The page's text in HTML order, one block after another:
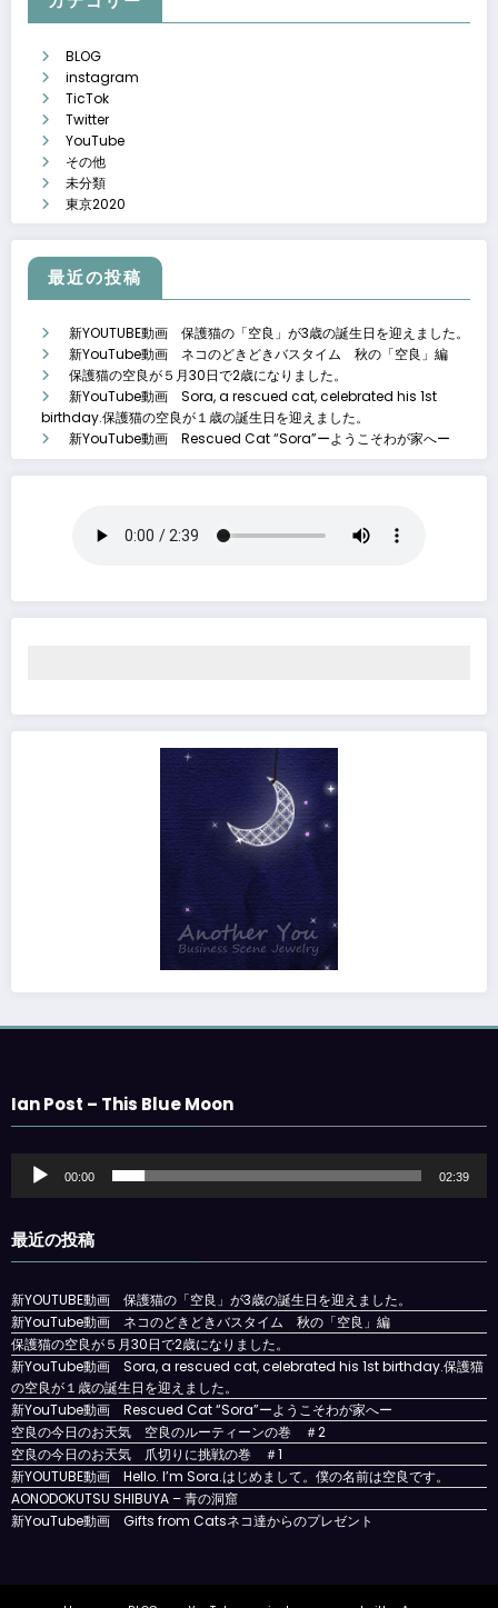
BLOG
instagram
TicTok
Twitter
YouTube
その他
未分類
東京2020
最近の投稿
新YOUTUBE動画 保護猫の「空良」が3歳の誕生日を迎えました。
新YouTube動画 ネコのどきどきバスタイム 秋の「空良」編
保護猫の空良が５月30日で2歳になりました。
新YouTube動画 Sora, a rescued cat, celebrated his 1st
birthday.保護猫の空良が１歳の誕生日を迎えました。
新YouTube動画 Rescued Cat “Sora”ーようこそわが家へー
Ian Post – This Blue Moon
ー
ヤ
ー
00:00 02:39
最近の投稿
新YOUTUBE動画 保護猫の「空良」が3歳の誕生日を迎えました。
新YouTube動画 ネコのどきどきバスタイム 秋の「空良」編
保護猫の空良が５月30日で2歳になりました。
新YouTube動画 Sora, a rescued cat, celebrated his 1st birthday.保護猫
の空良が１歳の誕生日を迎えました。
新YouTube動画 Rescued Cat “Sora”ーようこそわが家へー
空良の今日のお天気 空良のルーティーンの巻 ＃2
空良の今日のお天気 爪切りに挑戦の巻 ＃1
新YOUTUBE動画 Hello. I’m Sora.はじめまして。僕の名前は空良です。
AONODOKUTSU SHIBUYA – 青の洞窟
新YouTube動画 Gifts from Catsネコ達からのプレゼント